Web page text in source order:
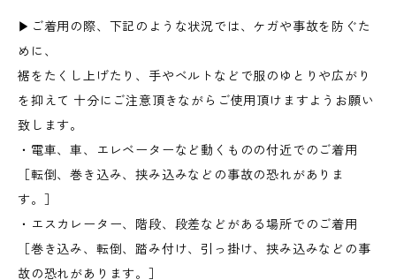
▶ご着用の際、下記のような状況では、ケガや事故を防ぐた
めに、
裾をたくし上げたり、手やベルトなどで服のゆとりや広がり
を抑えて 十分にご注意頂きながらご使用頂けますようお願い
致します。
・電車、車、エレベーターなど動くものの付近でのご着用
［転倒、巻き込み、挟み込みなどの事故の恐れがありま
す。］
・エスカレーター、階段、段差などがある場所でのご着用
［巻き込み、転倒、踏み付け、引っ掛け、挟み込みなどの事
故の恐れがあります。］